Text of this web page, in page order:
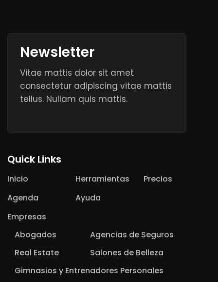
Newsletter
Vitae mattis dolor sit amet
consectetur adipiscing vitae mattis
tellus. Nullam quis mattis.
Quick Links
Inicio Herramientas
Precios
Agenda
Ayuda
Empresas
Abogados
Agencias de Seguros
Real Estate
Salones de Belleza
Gimnasios y Entrenadores Personales